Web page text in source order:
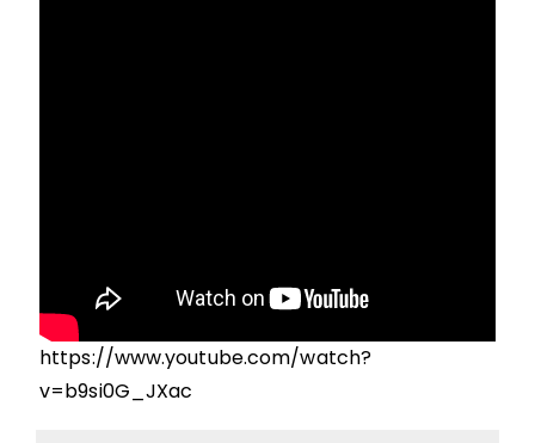
https://www.youtube.com/watch?
v=b9si0G_JXac